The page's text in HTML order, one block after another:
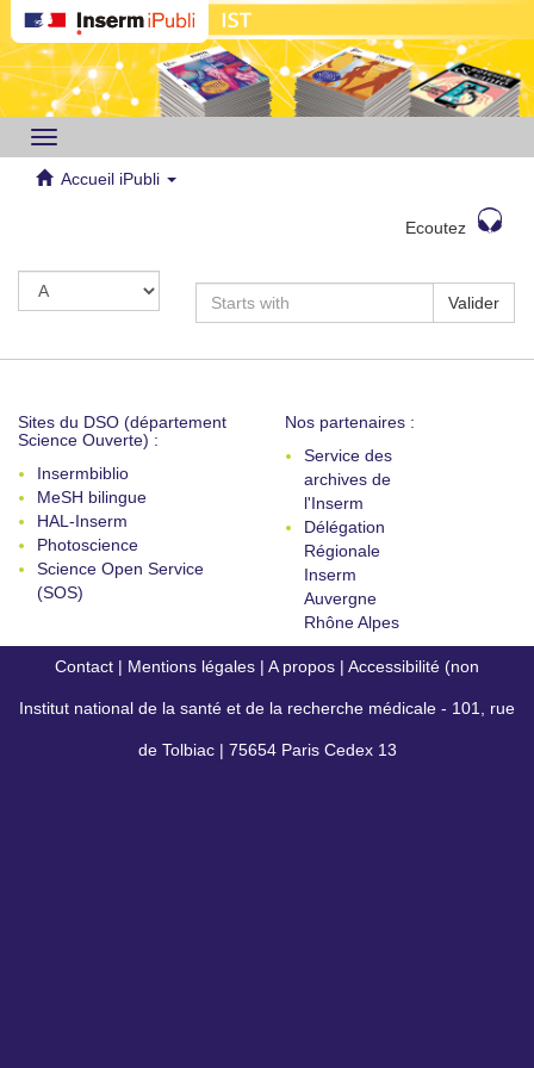
Toggle
navigation
Accueil iPubli
Ecoutez
Valider
Sites du DSO (département
Science Ouverte) :
Insermbiblio
MeSH bilingue
HAL-Inserm
Photoscience
Science Open Service
(SOS)
Nos partenaires :
Service des
archives de
l'Inserm
Délégation
Régionale
Inserm
Auvergne
Rhône Alpes
Contact | Mentions légales | A propos | Accessibilité (non
conforme)
Institut national de la santé et de la recherche médicale - 101, rue
de Tolbiac | 75654 Paris Cedex 13